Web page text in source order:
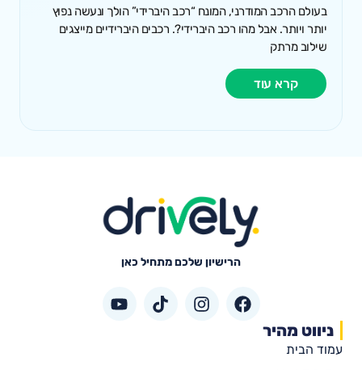
בעולם הרכב המודרני, המונח “רכב היברידי” הולך ונעשה נפוץ
יותר ויותר. אבל מהו רכב היברידי?. רכבים היברידיים מייצגים
שילוב מרתק
קרא עוד
הרישיון שלכם מתחיל כאן
ניווט מהיר
עמוד הבית